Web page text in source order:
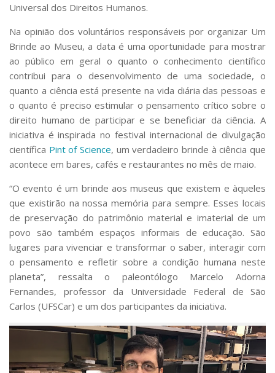
Universal dos Direitos Humanos.
Na opinião dos voluntários responsáveis por organizar Um
Brinde ao Museu, a data é uma oportunidade para mostrar
ao público em geral o quanto o conhecimento científico
contribui para o desenvolvimento de uma sociedade, o
quanto a ciência está presente na vida diária das pessoas e
o quanto é preciso estimular o pensamento crítico sobre o
direito humano de participar e se beneficiar da ciência. A
iniciativa é inspirada no festival internacional de divulgação
científica Pint of Science, um verdadeiro brinde à ciência que
acontece em bares, cafés e restaurantes no mês de maio.
“O evento é um brinde aos museus que existem e àqueles
que existirão na nossa memória para sempre. Esses locais
de preservação do patrimônio material e imaterial de um
povo são também espaços informais de educação. São
lugares para vivenciar e transformar o saber, interagir com
o pensamento e refletir sobre a condição humana neste
planeta”, ressalta o paleontólogo Marcelo Adorna
Fernandes, professor da Universidade Federal de São
Carlos (UFSCar) e um dos participantes da iniciativa.